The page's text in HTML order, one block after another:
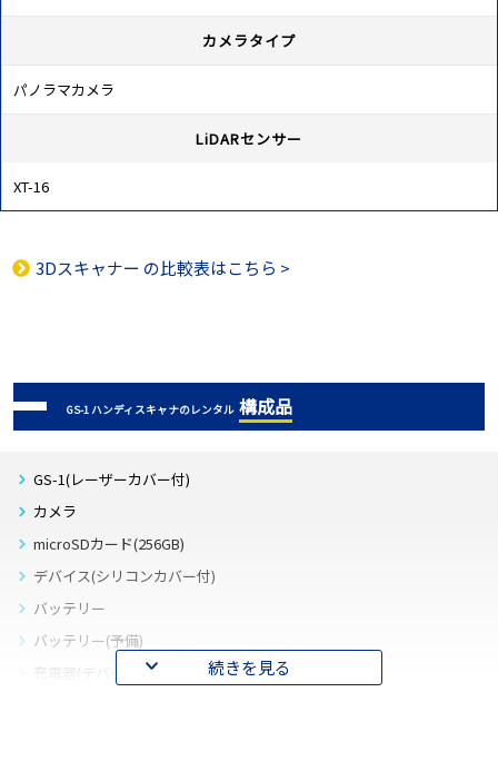
カメラタイプ
パノラマカメラ
LiDARセンサー
XT-16
3Dスキャナー の比較表はこちら >
GS-1 ハンディスキャナのレンタル 構成品
GS-1(レーザーカバー付)
カメラ
microSDカード(256GB)
デバイス(シリコンカバー付)
バッテリー
バッテリー(予備)
充電器(デバイスバッテリー用)続きを見る